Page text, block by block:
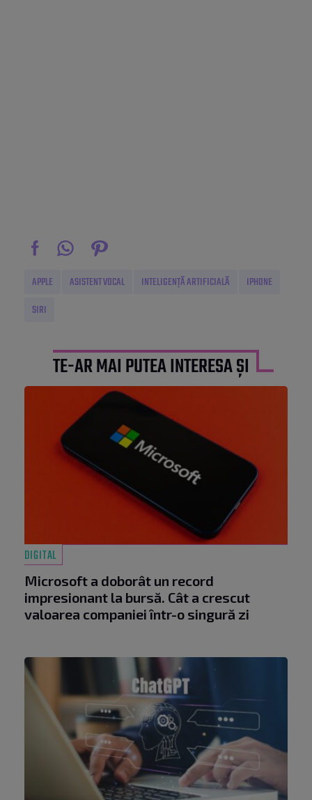
APPLE ASISTENT VOCAL INTELIGENȚĂ ARTIFICIALĂ
IPHONE
SIRI
TE-AR MAI PUTEA INTERESA ȘI
DIGITAL
Microsoft a doborât un record
impresionant la bursă. Cât a crescut
valoarea companiei într-o singură zi